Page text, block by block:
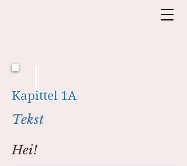
Kapittel 1A
Tekst
Hei!